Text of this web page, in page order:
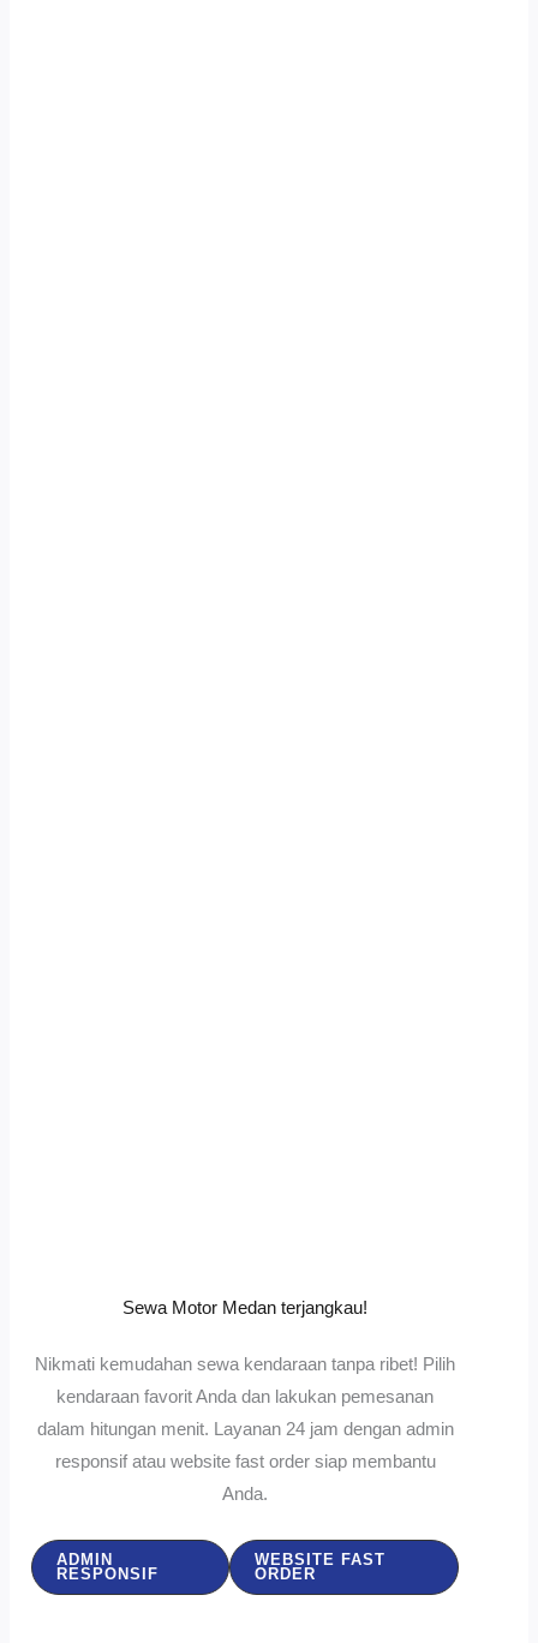
Sewa Motor Medan terjangkau!
Nikmati kemudahan sewa kendaraan tanpa ribet! Pilih
kendaraan favorit Anda dan lakukan pemesanan
dalam hitungan menit. Layanan 24 jam dengan admin
responsif atau website fast order siap membantu
Anda.
ADMIN
RESPONSIF
WEBSITE FAST
ORDER